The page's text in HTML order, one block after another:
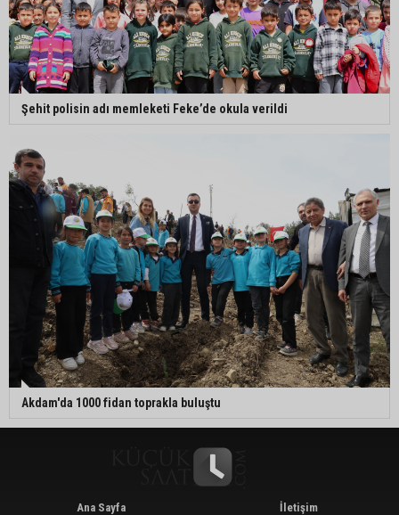
Şehit polisin adı memleketi Feke’de okula verildi
Akdam'da 1000 fidan toprakla buluştu
Ana Sayfa
İletişim